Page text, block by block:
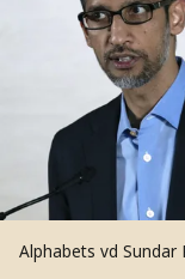
Alphabets vd Sundar